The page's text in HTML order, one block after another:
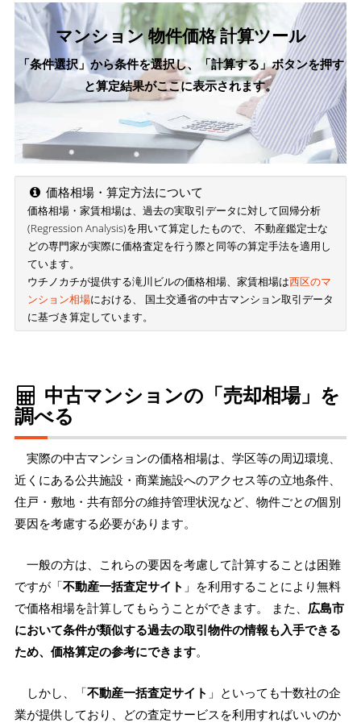
マンション 物件価格 計算ツール
「条件選択」から条件を選択し、「計算する」ボタンを押す
と算定結果がここに表示されます。
価格相場・算定方法について
価格相場・家賃相場は、過去の実取引データに対して回帰分析
(Regression Analysis)を用いて算定したもので、 不動産鑑定士な
どの専門家が実際に価格査定を行う際と同等の算定手法を適用し
ています。
ウチノカチが提供する滝川ビルの価格相場、家賃相場は西区のマ
ンション相場における、 国土交通省の中古マンション取引データ
に基づき算定しています。
中古マンションの「売却相場」を
調べる
実際の中古マンションの価格相場は、学区等の周辺環境、
近くにある公共施設・商業施設へのアクセス等の立地条件、
住戸・敷地・共有部分の維持管理状況など、物件ごとの個別
要因を考慮する必要があります。
一般の方は、これらの要因を考慮して計算することは困難
ですが「不動産一括査定サイト 」を利用することにより無料
で価格相場を計算してもらうことができます。 また、 広島市
において条件が類似する過去の取引物件の情報も入手できる
ため、価格算定の参考にできます。
しかし、「不動産一括査定サイト 」といっても十数社の企
業が提供しており、どの査定サービスを利用すればいいのか